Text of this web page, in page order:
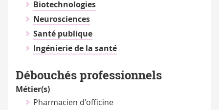
Biotechnologies
Neurosciences
Santé publique
Ingénierie de la santé
Débouchés professionnels
Métier(s)
Pharmacien d'officine